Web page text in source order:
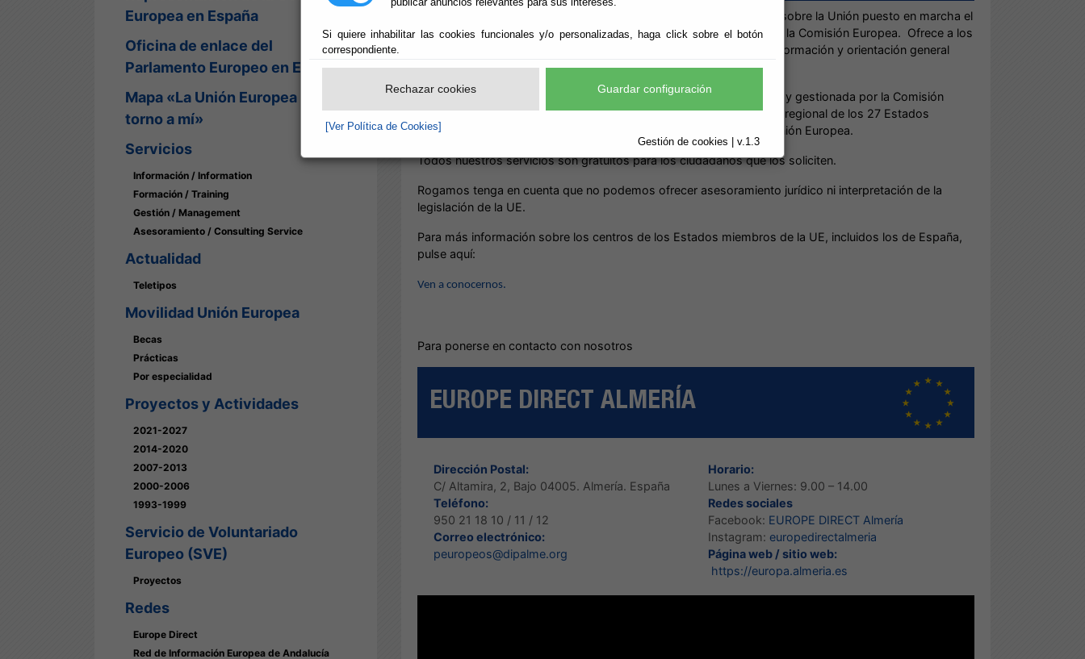
Si quiere inhabilitar las cookies funcionales y/o personalizadas, haga click sobre el botón
correspondiente.
Rechazar cookies Guardar configuración
[Ver Política de Cookies]
Gestión de cookies | v.1.3
Europea en España
Oficina de enlace del
Parlamento Europeo en España
Mapa «La Unión Europea en
torno a mí»
Servicios
Información / Information
Formación / Training
Gestión / Management
Asesoramiento / Consulting Service
Actualidad
Teletipos
Movilidad Unión Europea
Becas
Prácticas
Por especialidad
Proyectos y Actividades
2021-2027
2014-2020
2007-2013
2000-2006
1993-1999
Servicio de Voluntariado
Europeo (SVE)
Proyectos
Redes
Europe Direct
Red de Información Europea de Andalucía
es un centro de información sobre la Unión puesto en marcha el
9 de mayo de 2009 por la Diputación de Almería con el respaldo de la Comisión Europea. Ofrece a los
ciudadanos y entidades de la provincia de Almería un servicio de información y orientación general
sobre la Unión Europea.
Europe Direct – Almería forma parte de la redEurope Direct
creada y gestionada por la Comisión
Europea para acercar la información europea a la ciudadanía local y regional de los 27 Estados
miembros así como facilitar su participación en debates sobre la Unión Europea.
Todos nuestros servicios son gratuitos para los ciudadanos que los soliciten.
Rogamos tenga en cuenta que no podemos ofrecer asesoramiento jurídico ni interpretación de la
legislación de la UE.
Para más información sobre los centros de los Estados miembros de la UE, incluidos los de España,
pulse aquí:
Ven a conocernos.
Para ponerse en contacto con nosotros
EUROPE DIRECT ALMERÍA
Dirección Postal:
C/ Altamira, 2, Bajo 04005. Almería. España
Teléfono:
950 21 18 10 / 11 / 12
Correo electrónico:
peuropeos@dipalme.org
Horario:
Lunes a Viernes: 9.00 – 14.00
Redes sociales
Facebook: EUROPE DIRECT Almería
Instagram: europedirectalmeria
Página web / sitio web:
https://europa.almeria.es